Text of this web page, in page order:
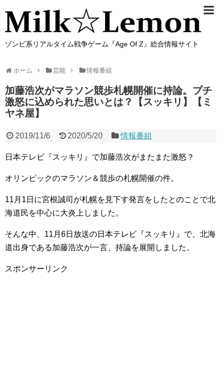
ゾンビ系リアルタイム戦争ゲーム『Age Of Z』総合情報サイト
ホーム 芸能 情報番組
加藤浩次がマラソン競歩札幌開催に持論。プチ
激怒に込められた思いとは？【スッキリ】【ミ
ヤネ屋】
2019/11/6 2020/5/20 情報番組
日本テレビ『スッキリ』で加藤浩次がまたまた激怒？
オリンピックのマラソン＆競歩の札幌開催の件。
11月1日に宮根誠司が札幌を見下す発言をしたとのことで北
海道民を中心に大炎上しました。
そんな中、11月6日放送の日本テレビ『スッキリ』で、北海
道出身である加藤浩次が一言、持論を展開しました。
スポンサーリンク